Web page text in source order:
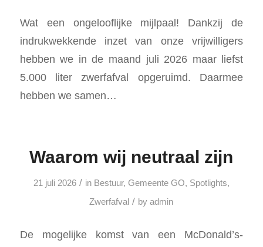
Wat een ongelooflijke mijlpaal! Dankzij de
indrukwekkende inzet van onze vrijwilligers
hebben we in de maand juli 2026 maar liefst
5.000 liter zwerfafval opgeruimd. Daarmee
hebben we samen…
Waarom wij neutraal zijn
21 juli 2026 / in Bestuur, Gemeente GO, Spotlights,
Zwerfafval / byadmin
De mogelijke komst van een McDonald’s-